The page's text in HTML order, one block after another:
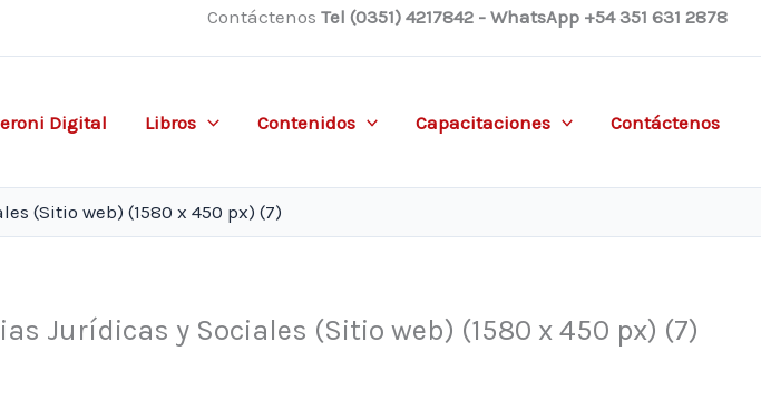
Contáctenos Tel (0351) 4217842 - WhatsApp +54 351 631 2878
Digital Libros Contenidos Capacitaciones Contáctenos
(Sitio web) (1580 x 450 px) (7)
Jurídicas y Sociales (Sitio web) (1580 x 450 px) (7)